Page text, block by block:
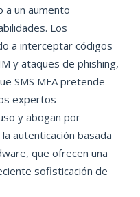
a un aumento
Los
a interceptar códigos
y ataques de phishing,
SMS MFA pretende
expertos
y abogan por
autenticación basada
que ofrecen una
sofisticación de